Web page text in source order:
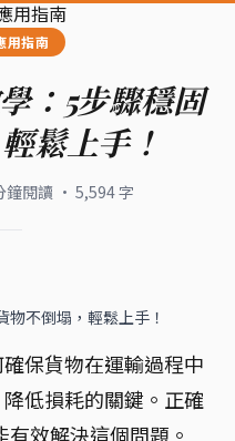
用指南
用指南
：5步驟穩固
鬆上手！
鐘閱讀 · 5,594字
不倒塌，輕鬆上手！
保貨物在運輸過程中
低損耗的關鍵。正確
效解決這個問題。